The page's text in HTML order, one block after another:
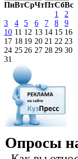
ПнВтСрЧтПтСбВс
1
2
3
4 5 6 7 8
9
10 11 12 13 14 15 16
17 18 19 20 21 22 23
24 25 26 27 28 29 30
31
Опросы